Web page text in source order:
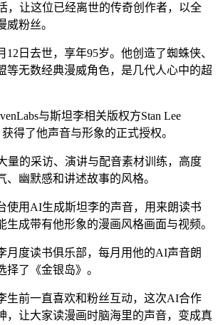
，让这位已经离世的传奇创作者，以全
威粉丝。
12日去世，享年95岁。他创造了蜘蛛侠、
等无数经典漫威角色，是几代人心中的超
与斯坦李相关版权方Stan Lee
得了他声音与形象的正式授权。
量的采访、演讲与配音素材训练，高度
、幽默感和讲述故事的风格。
使用AI生成斯坦李的声音，用来朗读书
生成带有他形象的漫画风格画面与视频。
月度读书俱乐部，每月用他的AI声音朗
择了《金银岛》。
生前一直喜欢和粉丝互动，这次AI合作
，让大家读漫画时脑海里的声音，变成真